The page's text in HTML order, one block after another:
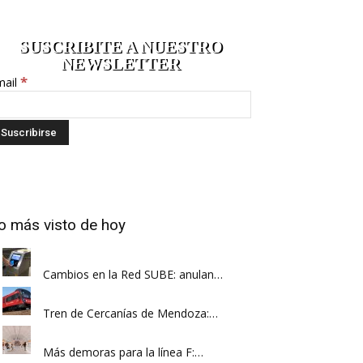
SUSCRIBITE A NUESTRO
NEWSLETTER
*
más visto de hoy
Cambios en la Red SUBE: anulan…
Tren de Cercanías de Mendoza:…
Más demoras para la línea F:…